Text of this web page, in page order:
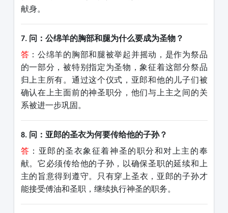
献身。
7. 问：公绵羊的胸部和腿为什么要成为圣物？
答 ：公绵羊的胸部和腿被举起并摇动，是作为祭品
的一部分，被特别指定为圣物，象征着这部分祭品
归上主所有。通过这个仪式，亚郎和他的儿子们被
确认在上主面前的神圣职分，他们与上主之间的关
系被进一步巩固。
8. 问：亚郎的圣衣为何要传给他的子孙？
答 ：亚郎的圣衣象征着神圣的职分和对 上主 的奉
献。它必须传给他的子孙，以确保圣职的延续和 上
主的旨意得到遵守。只有穿上圣衣，亚郎的子孙才
能接受傅油和圣职，继续执行神圣的职务。